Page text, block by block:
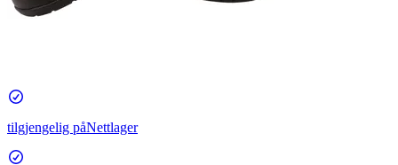
tilgjengelig påNettlager